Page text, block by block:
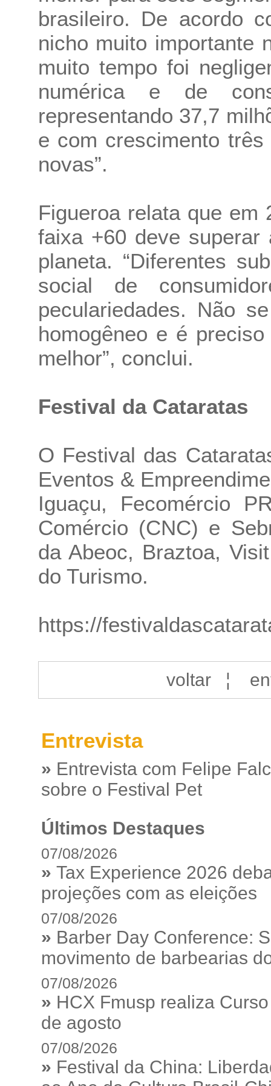
brasileiro. De acordo
nicho muito importante
muito tempo foi
numérica e de
representando 37,7
e com crescimento
novas”.
Figueroa relata que em
faixa +60 deve
planeta. “Diferentes
social de
peculariedades. Não
homogêneo e é
melhor”, conclui.
Festival da Cataratas
O Festival das
Eventos &
Iguaçu, Fecomércio
Comércio (CNC) e
da Abeoc, Braztoa,
do Turismo.
https://
voltar¦
Entrevista
» Entrevista com Felipe
sobre o Festival Pet
Últimos Destaques
07/08/2026
» Tax Experience 2026
projeções com as eleições
07/08/2026
» Barber Day Conference:
movimento de barbearias
07/08/2026
» HCX Fmusp realiza
de agosto
07/08/2026
» Festival da China: